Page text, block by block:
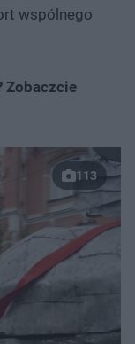
wspólnego
Zobaczcie
113